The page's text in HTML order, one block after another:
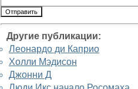
Другие публикации:
Леонардо ди Каприо
Холли Мэдисон
Джонни Д